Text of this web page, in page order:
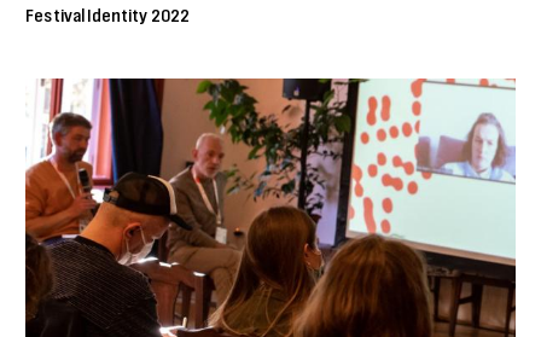
Festival Identity 2022